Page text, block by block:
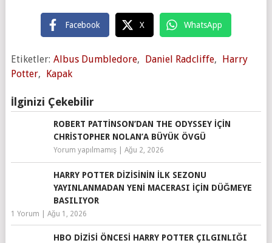
Facebook X WhatsApp
Etiketler: Albus Dumbledore, Daniel Radcliffe, Harry
Potter, Kapak
İlginizi Çekebilir
ROBERT PATTINSON’DAN THE ODYSSEY IÇIN
CHRISTOPHER NOLAN’A BÜYÜK ÖVGÜ
Yorum yapılmamış| Ağu 2, 2026
HARRY POTTER DIZISININ İLK SEZONU
YAYINLANMADAN YENI MACERASI IÇIN DÜĞMEYE
BASILIYOR
1 Yorum Ağu 1, 2026
HBO DIZISI ÖNCESI HARRY POTTER ÇILGINLIĞI